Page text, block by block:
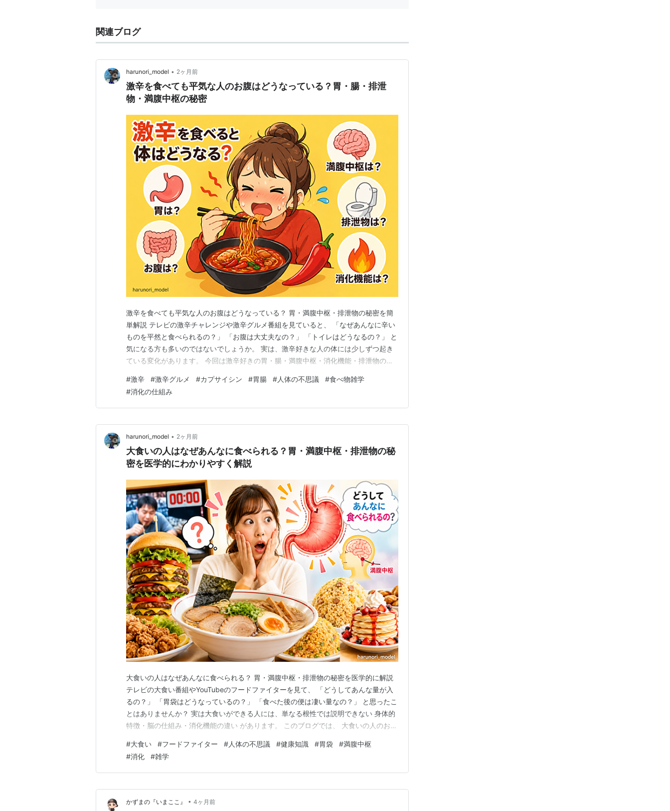
関連ブログ
harunori_model • 2ヶ月前
激辛を食べても平気な人のお腹はどうなっている？胃・腸・排泄
物・満腹中枢の秘密
激辛を食べても平気な人のお腹はどうなっている？ 胃・満腹中枢・排泄物の秘密を簡
単解説 テレビの激辛チャレンジや激辛グルメ番組を見ていると、 「なぜあんなに辛い
ものを平然と食べられるの？」 「お腹は大丈夫なの？」 「トイレはどうなるの？」 と
気になる方も多いのではないでしょうか。 実は、激辛好きな人の体には少しずつ起き
ている変化があります。 今回は激辛好きの胃・腸・満腹中枢・消化機能・排泄物の秘
ること 激辛を食べても平気な理由 胃や腸への影響 排泄物が痛くなる理由 満腹中枢と
の関係 激辛好きの人は本当に強いのか？ 健康…
#激辛 #激辛グルメ #カプサイシン #胃腸 #人体の不思議 #食べ物雑学
#消化の仕組み
harunori_model • 2ヶ月前
大食いの人はなぜあんなに食べられる？胃・満腹中枢・排泄物の秘
密を医学的にわかりやすく解説
大食いの人はなぜあんなに食べられる？ 胃・満腹中枢・排泄物の秘密を医学的に解説
テレビの大食い番組やYouTubeのフードファイターを見て、 「どうしてあんな量が入
るの？」 「胃袋はどうなっているの？」 「食べた後の便は凄い量なの？」 と思ったこ
とはありませんか？ 実は大食いができる人には、単なる根性では説明できない 身体的
特徴・脳の仕組み・消化機能の違い があります。 このブログでは、 大食いの人のお腹
このブログでわかること 大食いの人の胃はどうなっている？ 満腹中枢は普通の人と違
う？ 排泄物（便や尿）はどうなる…
#大食い #フードファイター #人体の不思議 #健康知識 #胃袋 #満腹中枢
#消化 #雑学
かずまの『いまここ』 • 4ヶ月前